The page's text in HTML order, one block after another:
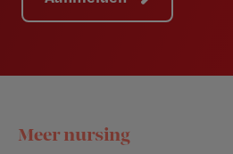
Footer
Meer nursing